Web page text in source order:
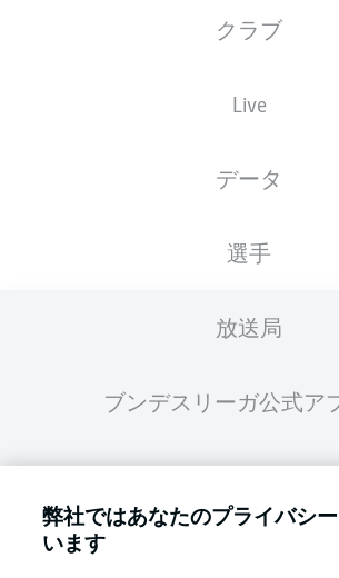
クラブ
Live
データ
選手
放送局
ブンデスリーガ公式ア
ファンタジー・マネジ
スターティングメンバーは試合開
弊社ではあなたのプライバシ
います